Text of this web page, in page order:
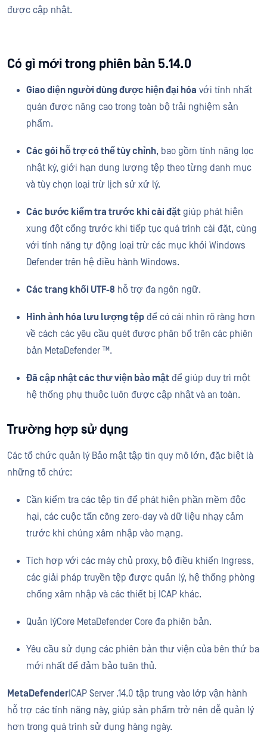
được cập nhật.
Có gì mới trong phiên bản 5.14.0
Giao diện người dùng được hiện đại hóa với tính nhất
quán được nâng cao trong toàn bộ trải nghiệm sản
phẩm.
Các gói hỗ trợ có thể tùy chỉnh, bao gồm tính năng lọc
nhật ký, giới hạn dung lượng tệp theo từng danh mục
và tùy chọn loại trừ lịch sử xử lý.
Các bước kiểm tra trước khi cài đặt giúp phát hiện
xung đột cổng trước khi tiếp tục quá trình cài đặt, cùng
với tính năng tự động loại trừ các mục khỏi Windows
Defender trên hệ điều hành Windows.
Các trang khối UTF-8 hỗ trợ đa ngôn ngữ.
Hình ảnh hóa lưu lượng tệp để có cái nhìn rõ ràng hơn
về cách các yêu cầu quét được phân bổ trên các phiên
bản MetaDefender ™.
Đã cập nhật các thư viện bảo mật để giúp duy trì một
hệ thống phụ thuộc luôn được cập nhật và an toàn.
Trường hợp sử dụng
Các tổ chức quản lý Bảo mật tập tin quy mô lớn, đặc biệt là
những tổ chức:
Cần kiểm tra các tệp tin để phát hiện phần mềm độc
hại, các cuộc tấn công zero-day và dữ liệu nhạy cảm
trước khi chúng xâm nhập vào mạng.
Tích hợp với các máy chủ proxy, bộ điều khiển Ingress,
các giải pháp truyền tệp được quản lý, hệ thống phòng
chống xâm nhập và các thiết bị ICAP khác.
Quản lýCore MetaDefender Core đa phiên bản.
Yêu cầu sử dụng các phiên bản thư viện của bên thứ ba
mới nhất để đảm bảo tuân thủ.
MetaDefender ICAP Server .14.0 tập trung vào lớp vận hành
hỗ trợ các tính năng này, giúp sản phẩm trở nên dễ quản lý
hơn trong quá trình sử dụng hàng ngày.